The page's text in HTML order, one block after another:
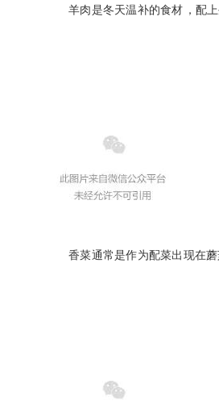
羊肉是冬天温补的食材，配上
香菜通常是作为配菜出现在蘑